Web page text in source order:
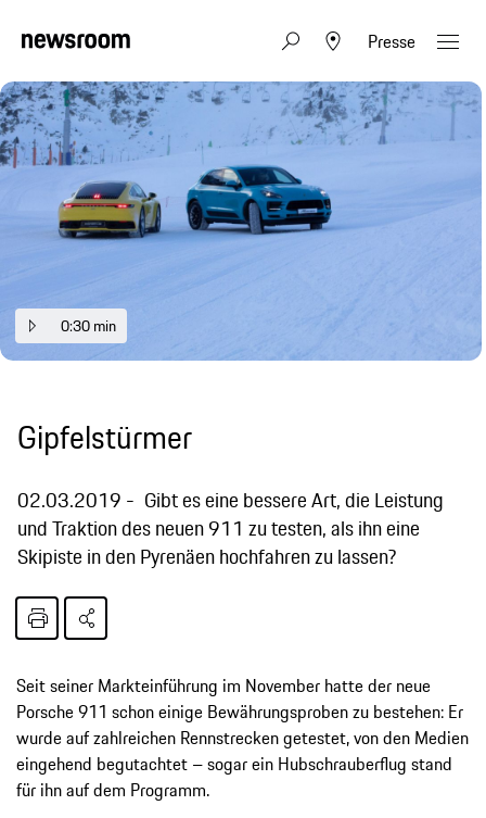
Presse
0:30 min
Gipfelstürmer
02.03.2019
Gibt es eine bessere Art, die Leistung
und Traktion des neuen 911 zu testen, als ihn eine
Skipiste in den Pyrenäen hochfahren zu lassen?
Seit seiner Markteinführung im November hatte der neue
Porsche 911 schon einige Bewährungsproben zu bestehen: Er
wurde auf zahlreichen Rennstrecken getestet, von den Medien
eingehend begutachtet – sogar ein Hubschrauberflug stand
für ihn auf dem Programm.